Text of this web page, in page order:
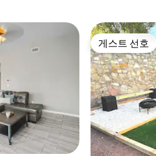
게스트 선호
게스트 선호